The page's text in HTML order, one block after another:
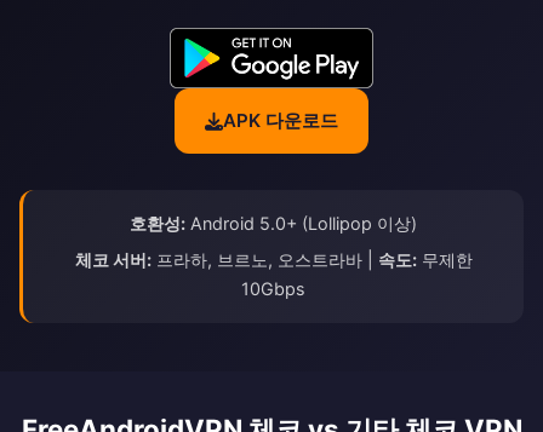
APK 다운로드
호환성: Android 5.0+ (Lollipop 이상)
체코 서버:프라하, 브르노, 오스트라바 | 속도:무제한
10Gbps